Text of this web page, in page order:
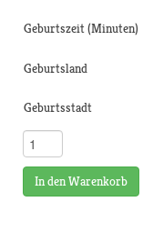
Geburtszeit (Minuten)
Geburtsland
Geburtsstadt
In den Warenkorb